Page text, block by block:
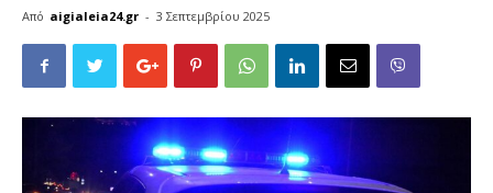
Από aigialeia24.gr - 3 Σεπτεμβρίου 2025